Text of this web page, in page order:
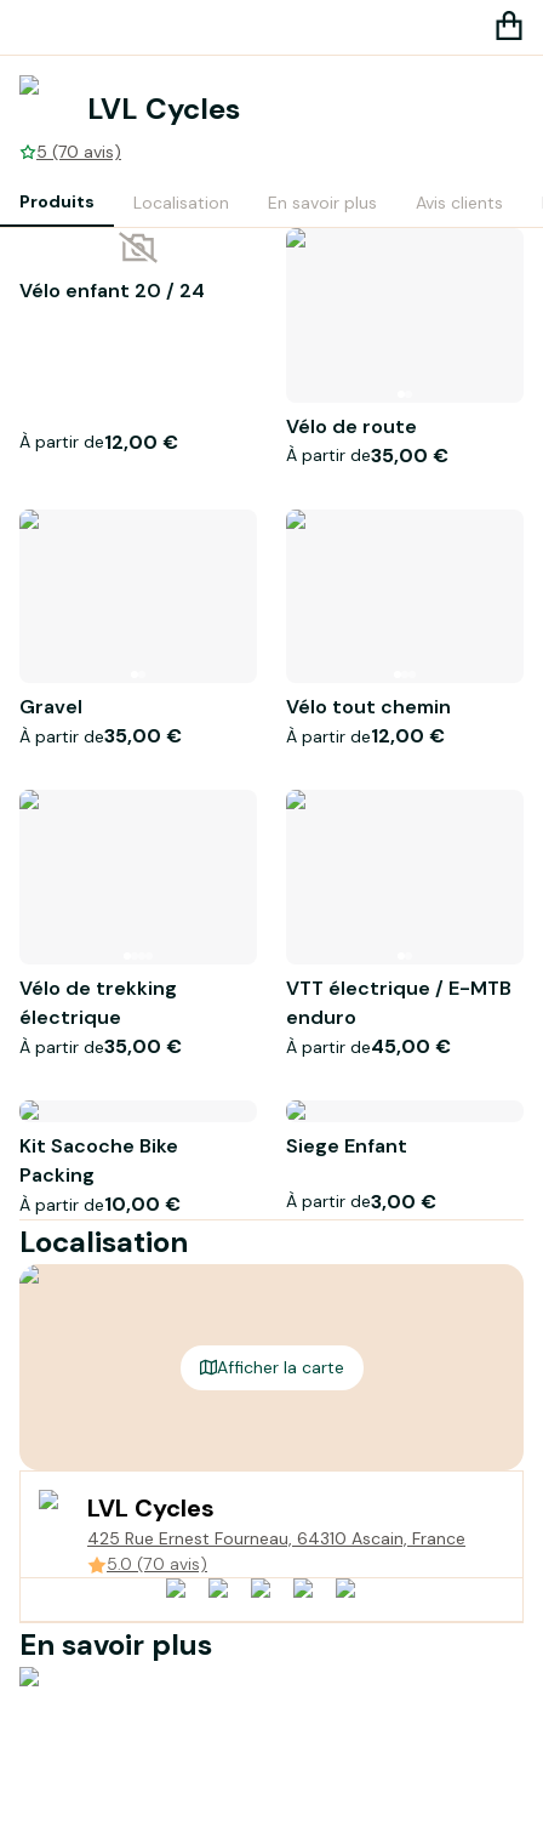
LVL Cycles
5 (70 avis)
Produits Localisation En savoir plus Avis clients
Vélo enfant 20 / 24
À partir de12,00 €
Vélo de route
À partir de35,00 €
Gravel
À partir de35,00 €
Vélo tout chemin
À partir de12,00 €
Vélo de trekking
électrique
À partir de35,00 €
VTT électrique / E-MTB
enduro
À partir de45,00 €
Kit Sacoche Bike
Packing
À partir de10,00 €
Siege Enfant
À partir de3,00 €
Localisation
Afficher la carte
LVL Cycles
425 Rue Ernest Fourneau, 64310 Ascain, France
5.0 (70 avis)
En savoir plus